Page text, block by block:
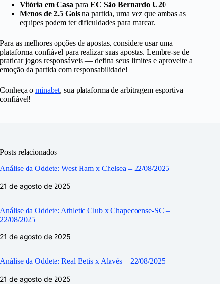
Vitória em Casa para EC São Bernardo U20
Menos de 2.5 Gols na partida, uma vez que ambas as
equipes podem ter dificuldades para marcar.
Para as melhores opções de apostas, considere usar uma
plataforma confiável para realizar suas apostas. Lembre-se de
praticar jogos responsáveis — defina seus limites e aproveite a
emoção da partida com responsabilidade!
Conheça o minabet, sua plataforma de arbitragem esportiva
confiável!
Posts relacionados
Análise da Oddete: West Ham x Chelsea – 22/08/2025
21 de agosto de 2025
Análise da Oddete: Athletic Club x Chapecoense-SC –
22/08/2025
21 de agosto de 2025
Análise da Oddete: Real Betis x Alavés – 22/08/2025
21 de agosto de 2025